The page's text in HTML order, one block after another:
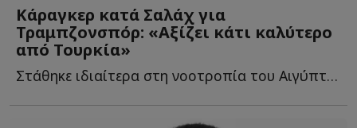
Κάραγκερ κατά Σαλάχ για
Τραμπζονσπόρ: «Αξίζει κάτι καλύτερο
από Τουρκία»
Στάθηκε ιδιαίτερα στη νοοτροπία του Αιγύπτιου επιθετικού, σ...